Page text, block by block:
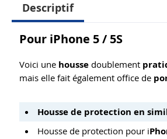
Descriptif
Pour iPhone 5 / 5S
Voici une housse doublement
mais elle fait également office de
Housse de protection en
Housse de protection pour i